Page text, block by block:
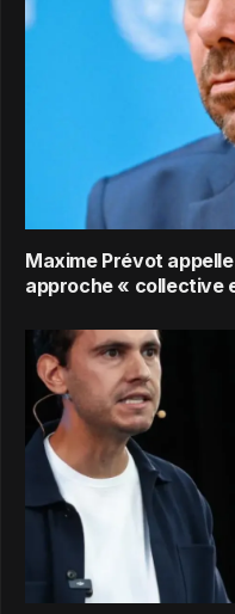
Maxime Prévot
approche « collective